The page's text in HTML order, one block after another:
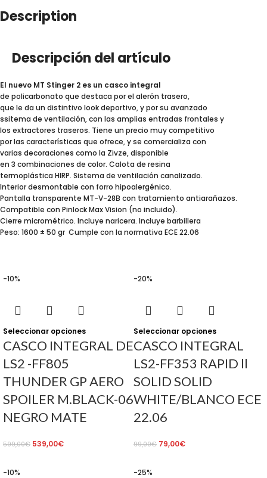
Description
Descripción del artículo
El nuevo MT Stinger 2 es un casco integral
de policarbonato que destaca por el alerón trasero,
que le da un distintivo look deportivo, y por su avanzado
ssitema de ventilación, con las amplias entradas frontales y
los extractores traseros. Tiene un precio muy competitivo
por las características que ofrece, y se comercializa con
varias decoraciones como la Zivze, disponible
en 3 combinaciones de color. Calota de resina
termoplástica HIRP. Sistema de ventilación canalizado.
Interior desmontable con forro hipoalergénico.
Pantalla transparente MT-V-28B con tratamiento antiarañazos.
Compatible con Pinlock Max Vision (no incluido).
Cierre micrométrico. Incluye naricera. Incluye barbillera
Peso: 1600 ± 50 gr Cumple con la normativa ECE 22.06
-10%
Seleccionar opciones
CASCO INTEGRAL DE
LS2 -FF805
THUNDER GP AERO
SPOILER M.BLACK-06
NEGRO MATE
599,00€ 539,00€
-20%
Seleccionar opciones
CASCO INTEGRAL
LS2-FF353 RAPID ll
SOLID SOLID
WHITE/BLANCO ECE
22.06
99,00€ 79,00€
-10% -25%